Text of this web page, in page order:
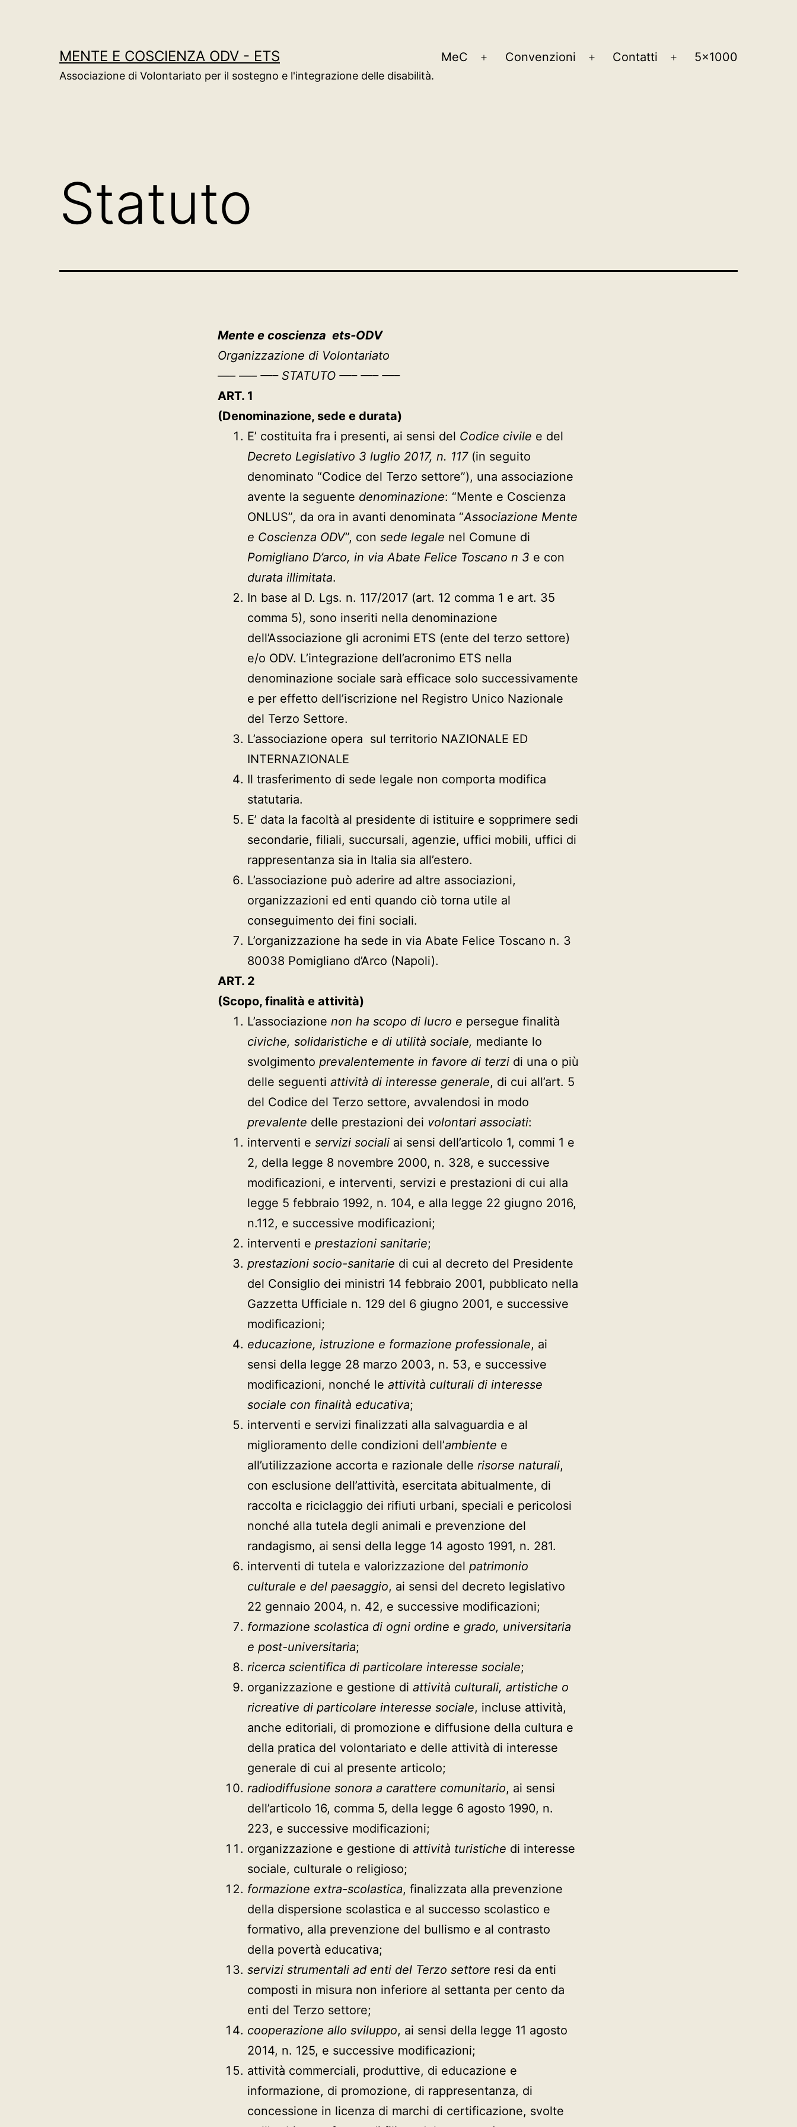
MENTE E COSCIENZA ODV - ETS
Associazione di Volontariato per il sostegno e l'integrazione delle disabilità.
MeC Convenzioni Contatti 5×1000
Statuto
Mente e coscienza ets-ODV
Organizzazione di Volontariato
—– —– —– STATUTO —– —– —–
ART. 1
(Denominazione, sede e durata)
E’ costituita fra i presenti, ai sensi del Codice civile e del
Decreto Legislativo 3 luglio 2017, n. 117 (in seguito
denominato “Codice del Terzo settore”), una associazione
avente la seguente denominazione: “Mente e Coscienza
ONLUS”, da ora in avanti denominata “Associazione Mente
e Coscienza ODV”, con sede legale nel Comune di
Pomigliano D’arco, in via Abate Felice Toscano n 3 e con
durata illimitata.
In base al D. Lgs. n. 117/2017 (art. 12 comma 1 e art. 35
comma 5), sono inseriti nella denominazione
dell’Associazione gli acronimi ETS (ente del terzo settore)
e/o ODV. L’integrazione dell’acronimo ETS nella
denominazione sociale sarà efficace solo successivamente
e per effetto dell’iscrizione nel Registro Unico Nazionale
del Terzo Settore.
L’associazione opera sul territorio NAZIONALE ED
INTERNAZIONALE
Il trasferimento di sede legale non comporta modifica
statutaria.
E’ data la facoltà al presidente di istituire e sopprimere sedi
secondarie, filiali, succursali, agenzie, uffici mobili, uffici di
rappresentanza sia in Italia sia all’estero.
L’associazione può aderire ad altre associazioni,
organizzazioni ed enti quando ciò torna utile al
conseguimento dei fini sociali.
L’organizzazione ha sede in via Abate Felice Toscano n. 3
80038 Pomigliano d’Arco (Napoli).
ART. 2
(Scopo, finalità e attività)
L’associazione non ha scopo di lucro e persegue finalità
civiche, solidaristiche e di utilità sociale, mediante lo
svolgimento prevalentemente in favore di terzi di una o più
delle seguenti attività di interesse generale, di cui all’art. 5
del Codice del Terzo settore, avvalendosi in modo
prevalente delle prestazioni dei volontari associati:
interventi e servizi sociali ai sensi dell’articolo 1, commi 1 e
2, della legge 8 novembre 2000, n. 328, e successive
modificazioni, e interventi, servizi e prestazioni di cui alla
legge 5 febbraio 1992, n. 104, e alla legge 22 giugno 2016,
n.112, e successive modificazioni;
interventi e prestazioni sanitarie;
prestazioni socio-sanitarie di cui al decreto del Presidente
del Consiglio dei ministri 14 febbraio 2001, pubblicato nella
Gazzetta Ufficiale n. 129 del 6 giugno 2001, e successive
modificazioni;
educazione, istruzione e formazione professionale, ai
sensi della legge 28 marzo 2003, n. 53, e successive
modificazioni, nonché le attività culturali di interesse
sociale con finalità educativa;
interventi e servizi finalizzati alla salvaguardia e al
miglioramento delle condizioni dell’ambiente e
all’utilizzazione accorta e razionale delle risorse naturali,
con esclusione dell’attività, esercitata abitualmente, di
raccolta e riciclaggio dei rifiuti urbani, speciali e pericolosi
nonché alla tutela degli animali e prevenzione del
randagismo, ai sensi della legge 14 agosto 1991, n. 281.
interventi di tutela e valorizzazione del patrimonio
culturale e del paesaggio, ai sensi del decreto legislativo
22 gennaio 2004, n. 42, e successive modificazioni;
formazione scolastica di ogni ordine e grado, universitaria
e post-universitaria;
ricerca scientifica di particolare interesse sociale;
organizzazione e gestione di attività culturali, artistiche o
ricreative di particolare interesse sociale, incluse attività,
anche editoriali, di promozione e diffusione della cultura e
della pratica del volontariato e delle attività di interesse
generale di cui al presente articolo;
radiodiffusione sonora a carattere comunitario, ai sensi
dell’articolo 16, comma 5, della legge 6 agosto 1990, n.
223, e successive modificazioni;
organizzazione e gestione di attività turistiche di interesse
sociale, culturale o religioso;
formazione extra-scolastica, finalizzata alla prevenzione
della dispersione scolastica e al successo scolastico e
formativo, alla prevenzione del bullismo e al contrasto
della povertà educativa;
servizi strumentali ad enti del Terzo settore resi da enti
composti in misura non inferiore al settanta per cento da
enti del Terzo settore;
cooperazione allo sviluppo, ai sensi della legge 11 agosto
2014, n. 125, e successive modificazioni;
attività commerciali, produttive, di educazione e
informazione, di promozione, di rappresentanza, di
concessione in licenza di marchi di certificazione, svolte